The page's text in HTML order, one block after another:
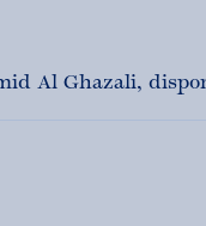
Al Ghazali,